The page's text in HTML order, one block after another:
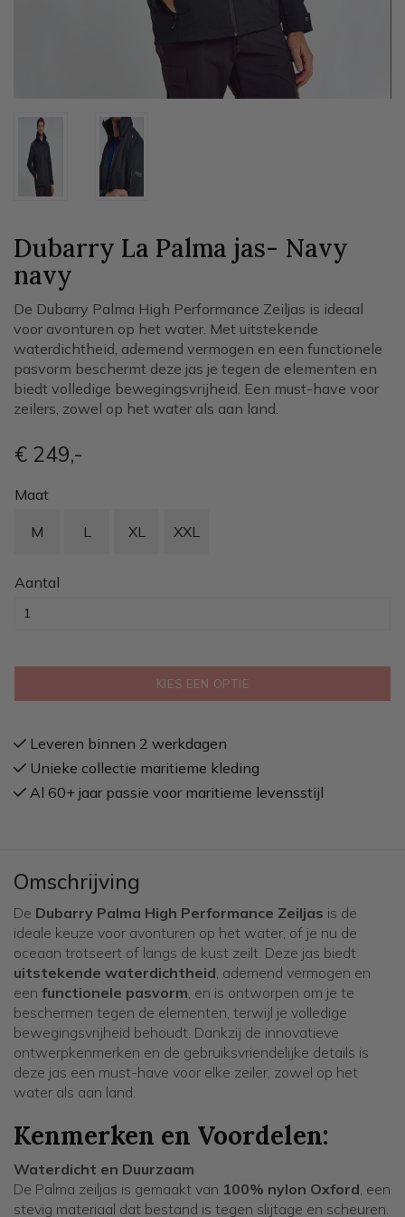
Dubarry La Palma jas- Navy
navy
De Dubarry Palma High Performance Zeiljas is ideaal
voor avonturen op het water. Met uitstekende
waterdichtheid, ademend vermogen en een functionele
pasvorm beschermt deze jas je tegen de elementen en
biedt volledige bewegingsvrijheid. Een must-have voor
zeilers, zowel op het water als aan land.
€ 249,-
Maat
M L XL XXL
Aantal
KIES EEN OPTIE
Leveren binnen 2 werkdagen
Unieke collectie maritieme kleding
Al 60+ jaar passie voor maritieme levensstijl
Omschrijving
De Dubarry Palma High Performance Zeiljas is de
ideale keuze voor avonturen op het water, of je nu de
oceaan trotseert of langs de kust zeilt. Deze jas biedt
uitstekende waterdichtheid , ademend vermogen en
een functionele pasvorm , en is ontworpen om je te
beschermen tegen de elementen, terwijl je volledige
bewegingsvrijheid behoudt. Dankzij de innovatieve
ontwerpkenmerken en de gebruiksvriendelijke details is
deze jas een must-have voor elke zeiler, zowel op het
water als aan land.
Kenmerken en Voordelen:
Waterdicht en Duurzaam
De Palma zeiljas is gemaakt van 100% nylon Oxford , een
stevig materiaal dat bestand is tegen slijtage en scheuren.